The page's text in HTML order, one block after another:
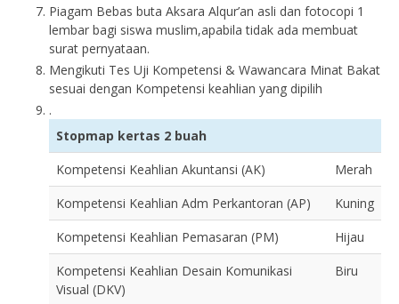
Piagam Bebas buta Aksara Alqur’an asli dan fotocopi 1
lembar bagi siswa muslim,apabila tidak ada membuat
surat pernyataan.
Mengikuti Tes Uji Kompetensi & Wawancara Minat Bakat
sesuai dengan Kompetensi keahlian yang dipilih
.
Stopmap kertas 2 buah
Kompetensi Keahlian Akuntansi (AK)
Merah
Kompetensi Keahlian Adm Perkantoran (AP)
Kuning
Kompetensi Keahlian Pemasaran (PM)
Hijau
Kompetensi Keahlian Desain Komunikasi
Visual (DKV)
Biru